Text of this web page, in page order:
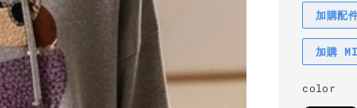
加購配
加購
color